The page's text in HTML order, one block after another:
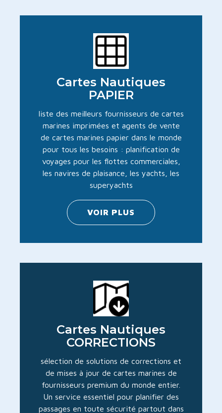
Cartes Nautiques
PAPIER
liste des meilleurs fournisseurs de cartes
marines imprimées et agents de vente
de cartes marines papier dans le monde
pour tous les besoins : planification de
voyages pour les flottes commerciales,
les navires de plaisance, les yachts, les
superyachts
VOIR PLUS
Cartes Nautiques
CORRECTIONS
sélection de solutions de corrections et
de mises à jour de cartes marines de
fournisseurs premium du monde entier.
Un service essentiel pour planifier des
passages en toute sécurité partout dans